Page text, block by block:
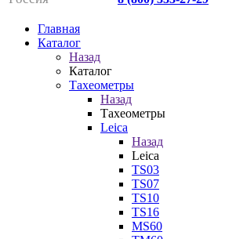
Главная
Каталог
Назад
Каталог
Тахеометры
Назад
Тахеометры
Leica
Назад
Leica
TS03
TS07
TS10
TS16
MS60